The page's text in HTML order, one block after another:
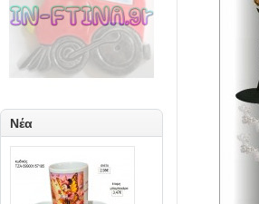
Νέα